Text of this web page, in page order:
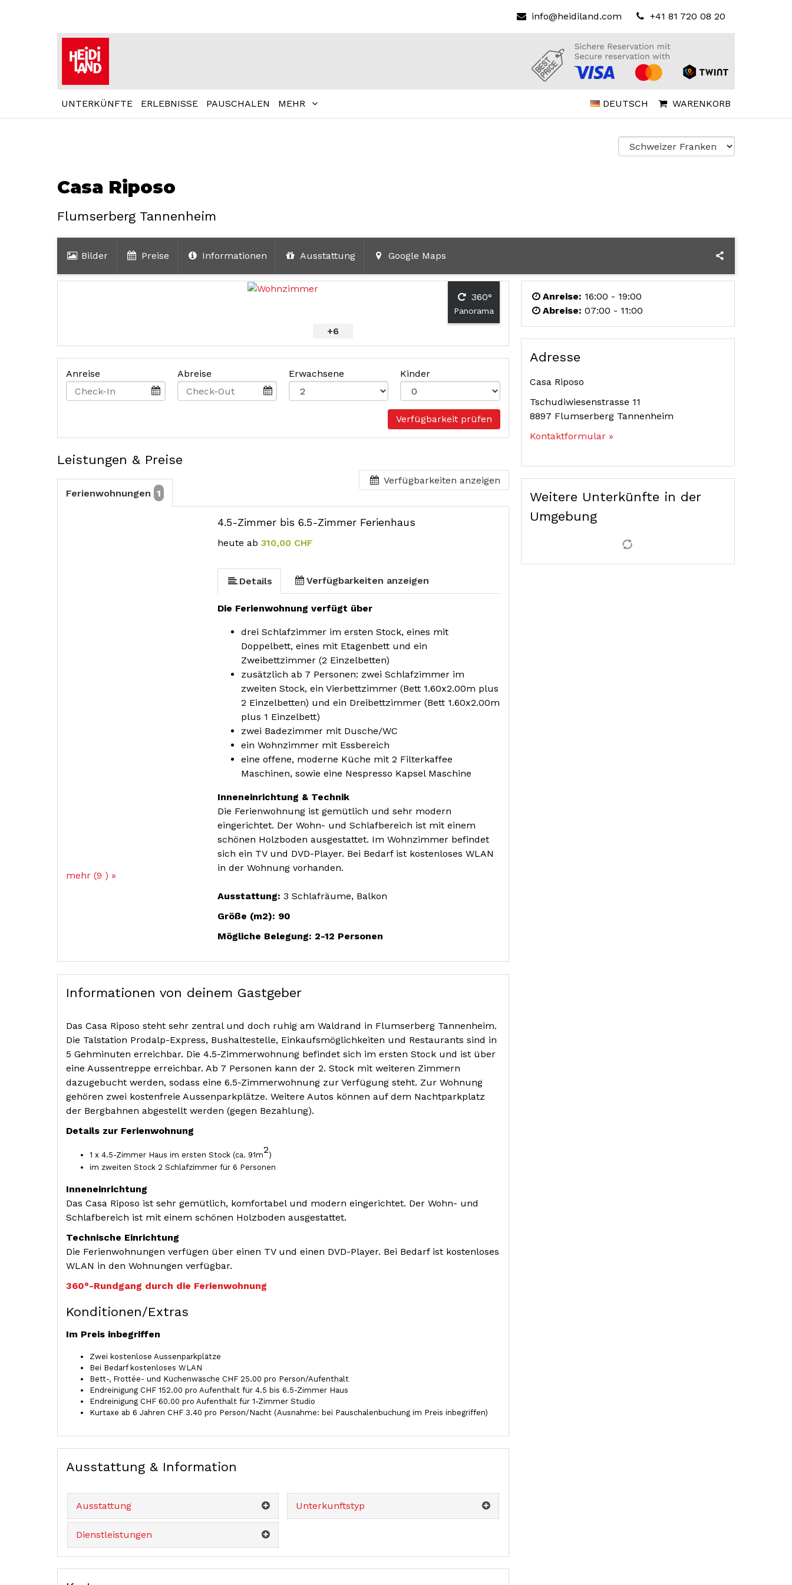
info@heidiland.com +41 81 720 08 20
DEUTSCH WARENKORB
UNTERKÜNFTE ERLEBNISSE PAUSCHALEN MEHR
Casa Riposo
Flumserberg Tannenheim
Bilder Preise Informationen Ausstattung Google Maps
360°
Panorama
+6
Anreise Abreise Erwachsene Kinder
Verfügbarkeit prüfen
Verfügbarkeiten anzeigen
Leistungen & Preise
Ferienwohnungen 1
mehr (9 ) »
4.5-Zimmer bis 6.5-Zimmer Ferienhaus
heute ab 310,00 CHF
Details Verfügbarkeiten anzeigen
Die Ferienwohnung verfügt über
drei Schlafzimmer im ersten Stock, eines mit
Doppelbett, eines mit Etagenbett und ein
Zweibettzimmer (2 Einzelbetten)
zusätzlich ab 7 Personen: zwei Schlafzimmer im
zweiten Stock, ein Vierbettzimmer (Bett 1.60x2.00m plus
2 Einzelbetten) und ein Dreibettzimmer (Bett 1.60x2.00m
plus 1 Einzelbett)
zwei Badezimmer mit Dusche/WC
ein Wohnzimmer mit Essbereich
eine offene, moderne Küche mit 2 Filterkaffee
Maschinen, sowie eine Nespresso Kapsel Maschine
Inneneinrichtung & Technik
Die Ferienwohnung ist gemütlich und sehr modern
eingerichtet. Der Wohn- und Schlafbereich ist mit einem
schönen Holzboden ausgestattet. Im Wohnzimmer befindet
sich ein TV und DVD-Player. Bei Bedarf ist kostenloses WLAN
in der Wohnung vorhanden.
Ausstattung:3 Schlafräume, Balkon
Größe (m2): 90
Mögliche Belegung: 2-12 Personen
Informationen von deinem Gastgeber
Das Casa Riposo steht sehr zentral und doch ruhig am Waldrand in Flumserberg Tannenheim.
Die Talstation Prodalp-Express, Bushaltestelle, Einkaufsmöglichkeiten und Restaurants sind in
5 Gehminuten erreichbar. Die 4.5-Zimmerwohnung befindet sich im ersten Stock und ist über
eine Aussentreppe erreichbar. Ab 7 Personen kann der 2. Stock mit weiteren Zimmern
dazugebucht werden, sodass eine 6.5-Zimmerwohnung zur Verfügung steht. Zur Wohnung
gehören zwei kostenfreie Aussenparkplätze. Weitere Autos können auf dem Nachtparkplatz
der Bergbahnen abgestellt werden (gegen Bezahlung).
Details zur Ferienwohnung
1 x 4.5-Zimmer Haus im ersten Stock (ca. 91m2)
im zweiten Stock 2 Schlafzimmer für 6 Personen
Inneneinrichtung
Das Casa Riposo ist sehr gemütlich, komfortabel und modern eingerichtet. Der Wohn- und
Schlafbereich ist mit einem schönen Holzboden ausgestattet.
Technische Einrichtung
Die Ferienwohnungen verfügen über einen TV und einen DVD-Player. Bei Bedarf ist kostenloses
WLAN in den Wohnungen verfügbar.
360°-Rundgang durch die Ferienwohnung
Konditionen/Extras
Im Preis inbegriffen
Zwei kostenlose Aussenparkplätze
Bei Bedarf kostenloses WLAN
Bett-, Frottée- und Küchenwäsche CHF 25.00 pro Person/Aufenthalt
Endreinigung CHF 152.00 pro Aufenthalt für 4.5 bis 6.5-Zimmer Haus
Endreinigung CHF 60.00 pro Aufenthalt für 1-Zimmer Studio
Kurtaxe ab 6 Jahren CHF 3.40 pro Person/Nacht (Ausnahme: bei Pauschalenbuchung im Preis inbegriffen)
Ausstattung & Information
Ausstattung Unterkunftstyp
Dienstleistungen
Anreise: 16:00 - 19:00
Abreise: 07:00 - 11:00
Adresse
Casa Riposo
Tschudiwiesenstrasse 11
8897 Flumserberg Tannenheim
Kontaktformular »
Weitere Unterkünfte in der
Umgebung